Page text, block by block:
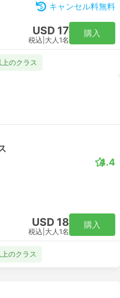
キャンセル料無料
USD 17
税込 大人1名
購入
のクラス
4.4
USD 18
税込 大人1名
購入
のクラス